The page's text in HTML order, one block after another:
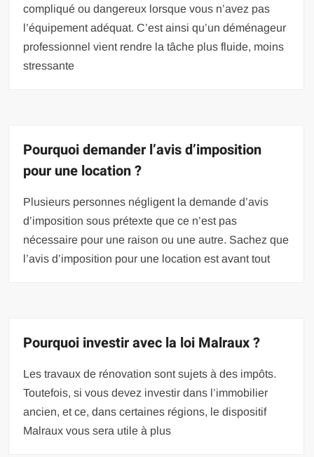
compliqué ou dangereux lorsque vous n’avez pas
l’équipement adéquat. C’est ainsi qu’un déménageur
professionnel vient rendre la tâche plus fluide, moins
stressante
Pourquoi demander l’avis d’imposition
pour une location ?
Plusieurs personnes négligent la demande d’avis
d’imposition sous prétexte que ce n’est pas
nécessaire pour une raison ou une autre. Sachez que
l’avis d’imposition pour une location est avant tout
Pourquoi investir avec la loi Malraux ?
Les travaux de rénovation sont sujets à des impôts.
Toutefois, si vous devez investir dans l’immobilier
ancien, et ce, dans certaines régions, le dispositif
Malraux vous sera utile à plus